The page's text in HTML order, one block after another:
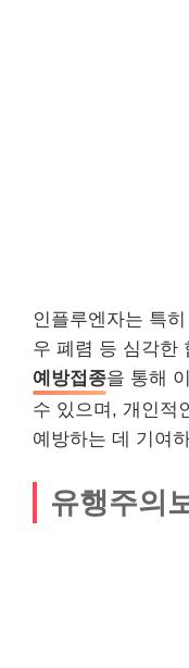
인플루엔자는 특
우 폐렴 등 심각한
예방접종을 통해
수 있으며, 개인적
예방하는 데 기여
유행주의